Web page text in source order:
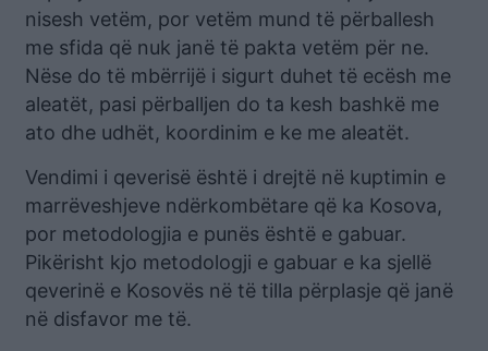
nisesh vetëm, por vetëm mund të përballesh
me sfida që nuk janë të pakta vetëm për ne.
Nëse do të mbërrijë i sigurt duhet të ecësh me
aleatët, pasi përballjen do ta kesh bashkë me
ato dhe udhët, koordinim e ke me aleatët.
Vendimi i qeverisë është i drejtë në kuptimin e
marrëveshjeve ndërkombëtare që ka Kosova,
por metodologjia e punës është e gabuar.
Pikërisht kjo metodologji e gabuar e ka sjellë
qeverinë e Kosovës në të tilla përplasje që janë
në disfavor me të.